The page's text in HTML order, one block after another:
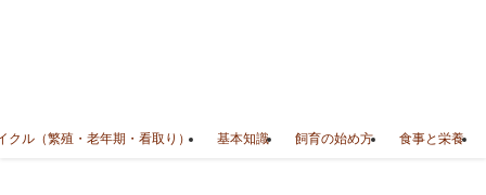
クル（繁殖・老年期・看取り） 基本知識 飼育の始め方 食事と栄養